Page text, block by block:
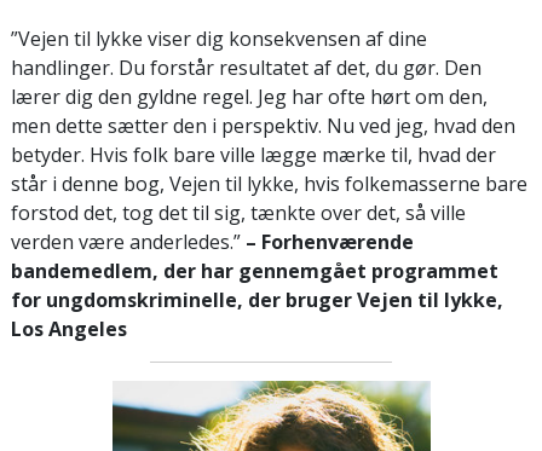
”Vejen til lykke viser dig konsekvensen af dine
handlinger. Du forstår resultatet af det, du gør. Den
lærer dig den gyldne regel. Jeg har ofte hørt om den,
men dette sætter den i perspektiv. Nu ved jeg, hvad den
betyder. Hvis folk bare ville lægge mærke til, hvad der
står i denne bog, Vejen til lykke, hvis folkemasserne bare
forstod det, tog det til sig, tænkte over det, så ville
verden være anderledes.” – Forhenværende
bandemedlem, der har gennemgået programmet
for ungdomskriminelle, der bruger Vejen til lykke,
Los Angeles